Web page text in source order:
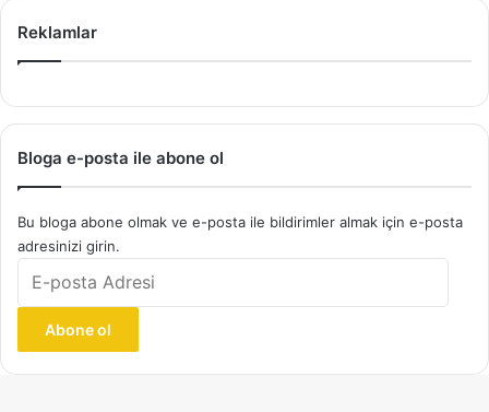
Reklamlar
Bloga e-posta ile abone ol
Bu bloga abone olmak ve e-posta ile bildirimler almak için e-posta
adresinizi girin.
posta
Abone ol